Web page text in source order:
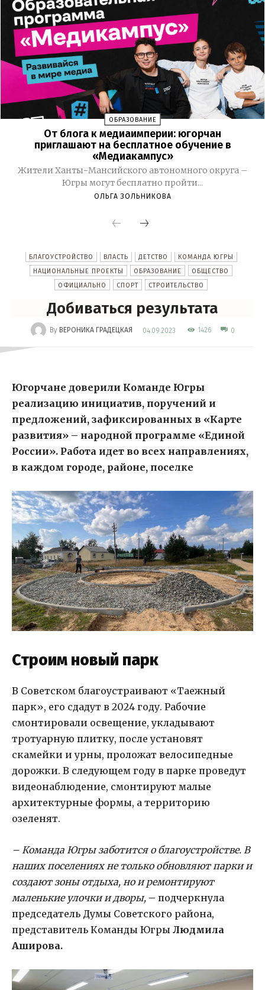
ОБРАЗОВАНИЕ
От блога к медиаимперии: югорчан
приглашают на бесплатное обучение в
«Медиакампус»
Жители Ханты-Мансийского автономного округа –
Югры могут бесплатно пройти...
ОЛЬГА ЗОЛЬНИКОВА